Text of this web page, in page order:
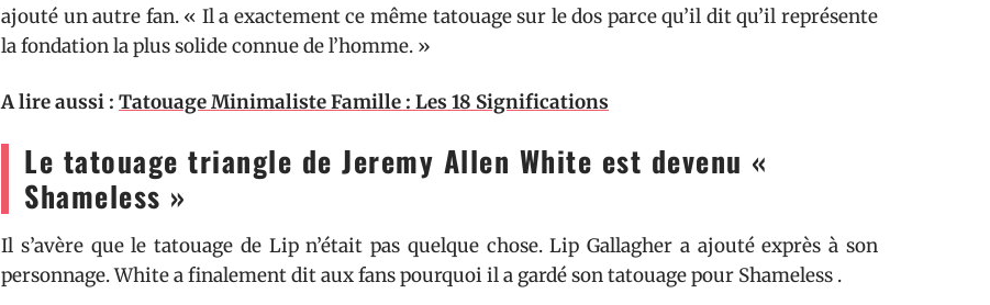
ajouté un autre fan. « Il a exactement ce même tatouage sur le dos parce qu’il dit qu’il représente
la fondation la plus solide connue de l’homme. »
A lire aussi : Tatouage Minimaliste Famille : Les 18 Significations
Le tatouage triangle de Jeremy Allen White est devenu «
Shameless »
Il s’avère que le tatouage de Lip n’était pas quelque chose. Lip Gallagher a ajouté exprès à son
personnage. White a finalement dit aux fans pourquoi il a gardé son tatouage pour Shameless .